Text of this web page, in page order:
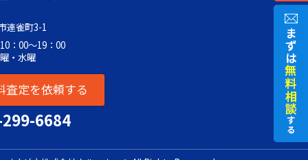
連雀町3-1
：00～19：00
・水曜
査定を依頼する
6684